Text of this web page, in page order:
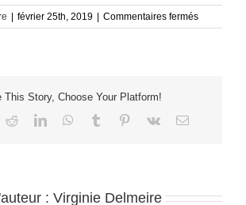
| février 25th, 2019 | Commentaires ferméssur
Budapest-
This Story, Choose Your Platform!
RedditLinkedInWhatsApp
Tumblr Pinterest
Vk Email
: Virginie Delmeire